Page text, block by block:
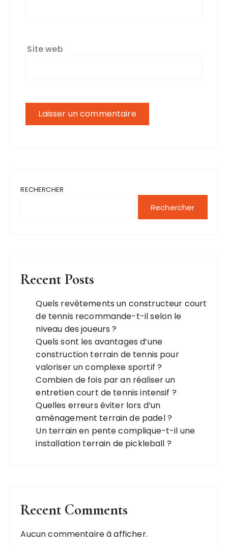
Site web
RECHERCHER
Rechercher
Recent Posts
Quels revêtements un constructeur court
de tennis recommande-t-il selon le
niveau des joueurs ?
Quels sont les avantages d’une
construction terrain de tennis pour
valoriser un complexe sportif ?
Combien de fois par an réaliser un
entretien court de tennis intensif ?
Quelles erreurs éviter lors d’un
aménagement terrain de padel ?
Un terrain en pente complique-t-il une
installation terrain de pickleball ?
Recent Comments
Aucun commentaire à afficher.